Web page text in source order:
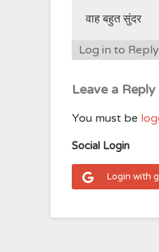
वाह बहुत सुंदर
Log in to Reply
Leave a Reply
You must be
Social Login
Login with